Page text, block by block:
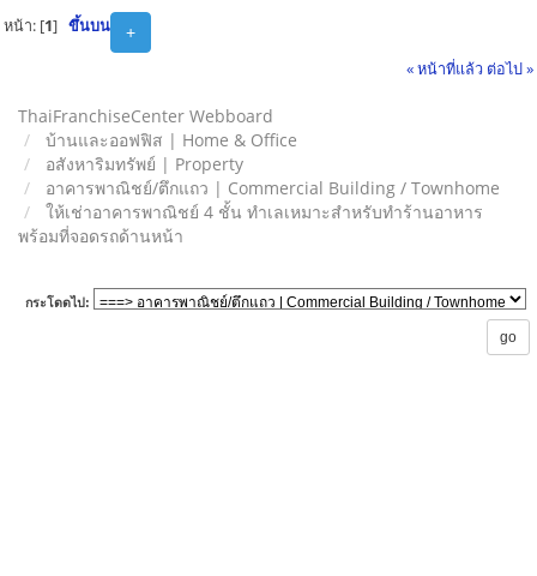
+
หน้า: [1] ขึ้นบน
« หน้าที่แล้ว ต่อไป »
ThaiFranchiseCenter Webboard
บ้านและออฟฟิส | Home & Office
อสังหาริมทรัพย์ | Property
อาคารพาณิชย์/ตึกแถว | Commercial Building / Townhome
ให้เช่าอาคารพาณิชย์ 4 ชั้น ทำเลเหมาะสำหรับทำร้านอาหาร
พร้อมที่จอดรถด้านหน้า
กระโดดไป: